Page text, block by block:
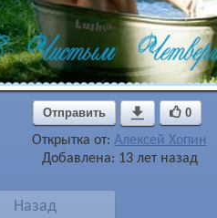
Отправить  0
Открытка от: Алексей Хопин
Добавлена: 13 лет назад
Назад